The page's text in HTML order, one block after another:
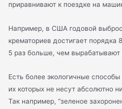
приравнивают к поездке на
Например, в США годовой выброс
крематориев достигает порядка
5 раз больше, чем
Есть более экологичные
их которых не несут абсолютно
Так например, “зеленое